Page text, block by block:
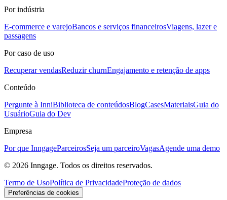
Por indústria
E-commerce e varejoBancos e serviços financeirosViagens, lazer e
passagens
Por caso de uso
Recuperar vendasReduzir churnEngajamento e retenção de apps
Conteúdo
Pergunte à InniBiblioteca de conteúdosBlogCasesMateriaisGuia do
UsuárioGuia do Dev
Empresa
Por que InngageParceirosSeja um parceiroVagasAgende uma demo
© 2026 Inngage. Todos os direitos reservados.
Termo de UsoPolítica de PrivacidadeProteção de dados
Preferências de cookies